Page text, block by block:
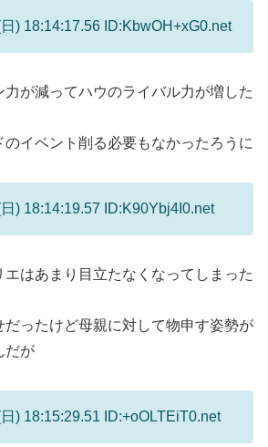
) 18:14:17.56 ID:KbwOH+xG0.net
力が減ってハウのライバル力が増した
イベント削る必要もなかったろうに
) 18:14:19.57 ID:K90Ybj4I0.net
はあまり目立たなくなってしまった
だったけど母親に対して物申す姿勢が
だが
) 18:15:29.51 ID:+oOLTEiT0.net